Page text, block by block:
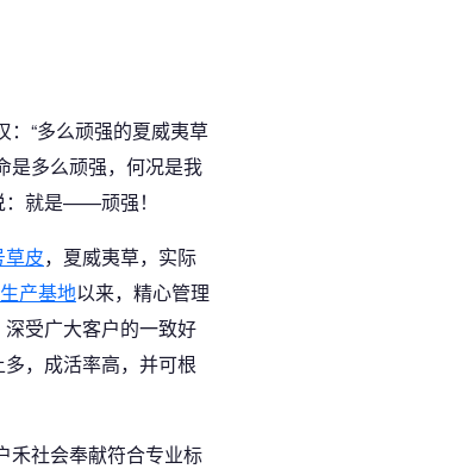
：“多么顽强的夏威夷草
是多么顽强，何况是我
：就是——顽强！
草皮，夏威夷草，实际
产基地以来，精心管理
受广大客户的一致好
，成活率高，并可根
禾社会奉献符合专业标